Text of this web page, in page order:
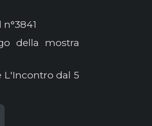
della mostra
L'Incontro dal 5